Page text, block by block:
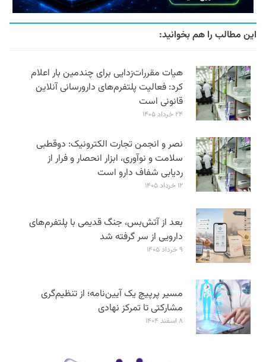
این مطالب را هم بخوانید:
هیات مقررات‌زدایی برای چندمین بار اعلام
کرد: فعالیت پلتفرم‌های دارورسانی آنلاین
قانونی است
۲۴ خرداد ۱۴۰۵
نصر و انجمن تجارت الکترونیک: دوقطبی
سلامت و نوآوری، ابزار انحصار و فرار از
ردیابی شفاف دارو است
۱۲ خرداد ۱۴۰۵
بعد از آتش‌بس، جنگ قدیمی با پلتفرم‌های
دارویی از سر گرفته شد
۹ خرداد ۱۴۰۵
مسیر پرپیچ یک آیین‌نامه؛ از تنظیم‌گری
مشارکتی تا تمرکز نهادی
۸ اسفند ۱۴۰۴